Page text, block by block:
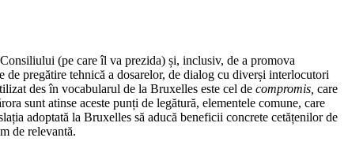
(pe care îl va prezida) și, inclusiv, de a promova
pregătire tehnică a dosarelor, de dialog cu diverși interlocutori
des în vocabularul de la Bruxelles este cel de compromis, care
sunt atinse aceste punți de legătură, elementele comune, care
adoptată la Bruxelles să aducă beneficii concrete cetățenilor de
de relevantă.